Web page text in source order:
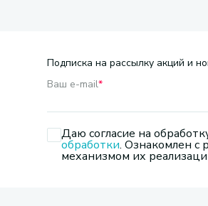
Подписка на рассылку акций и
Ваш e-mail*
Даю согласие на
обработки. Ознакомлен с
механизмом их